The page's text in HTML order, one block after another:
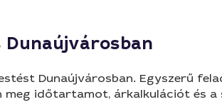
Dunaújvárosban. Egyszerű
meg időtartamot, árkalkulációt és